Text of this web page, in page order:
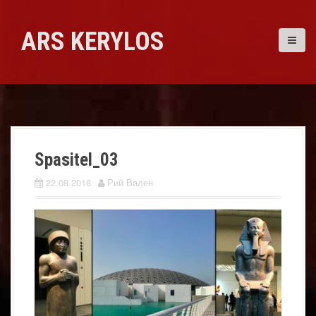
contentARS KERYLOS
Spasitel_03
22.08.2018 Рий Вален